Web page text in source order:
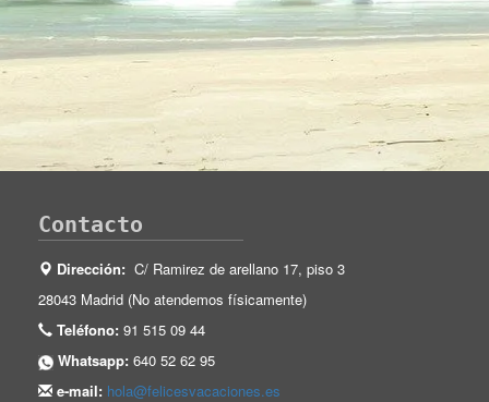
Contacto
Dirección: C/ Ramirez de arellano 17, piso 3
28043 Madrid (No atendemos físicamente)
Teléfono: 91 515 09 44
Whatsapp: 640 52 62 95
e-mail: hola@felicesvacaciones.es